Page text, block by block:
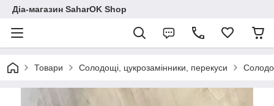
Діа-магазин SaharOK Shop
Товари Солодощі, цукрозамінники, перекуси